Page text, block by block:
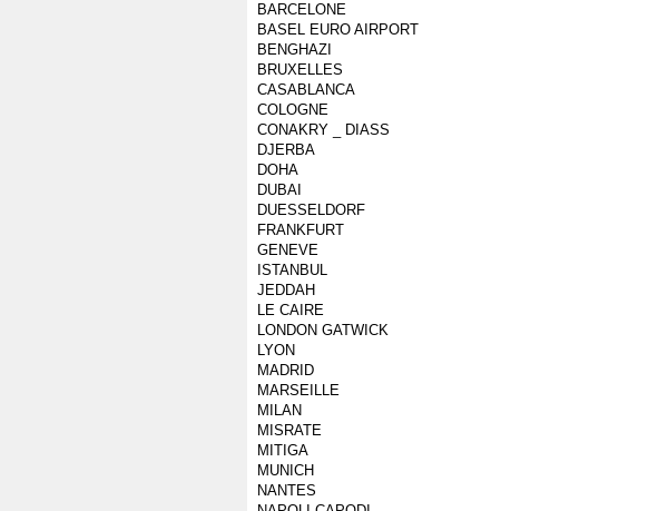
BARCELONE
BASEL EURO AIRPORT
BENGHAZI
BRUXELLES
CASABLANCA
COLOGNE
CONAKRY _ DIASS
DJERBA
DOHA
DUBAI
DUESSELDORF
FRANKFURT
GENEVE
ISTANBUL
JEDDAH
LE CAIRE
LONDON GATWICK
LYON
MADRID
MARSEILLE
MILAN
MISRATE
MITIGA
MUNICH
NANTES